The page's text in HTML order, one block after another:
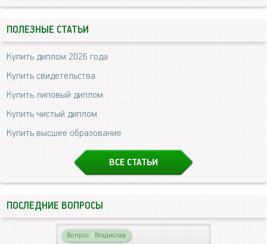
ПОЛЕЗНЫЕ СТАТЬИ
Купить диплом 2026 года
Купить свидетельства
Купить липовый диплом
Купить чистый диплом
Купить высшее образование
ВСЕ СТАТЬИ
ПОСЛЕДНИЕ ВОПРОСЫ
Вопрос | Владислав